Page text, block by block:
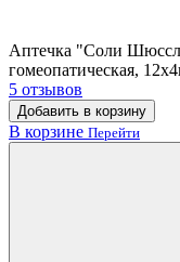
Аптечка "Соли
гомеопатическая,
5 отзывов
Добавить в корзину
В корзине Перейти